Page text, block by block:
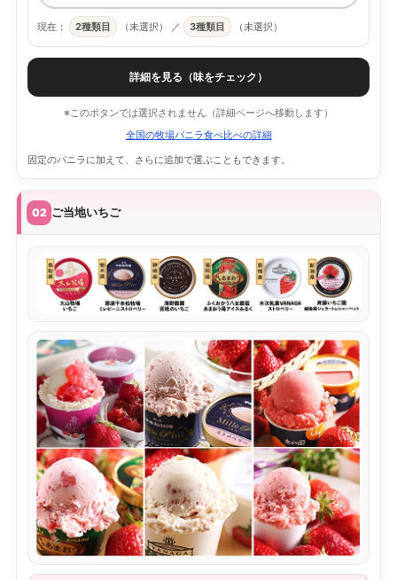
現在： 2種類目 （未選択） ／ 3種類目 （未選択）
詳細を見る（味をチェック）
※このボタンでは選択されません（詳細ページへ移動します）
全国の牧場バニラ食べ比べの詳細
固定のバニラに加えて、さらに追加で選ぶこともできます。
02 ご当地いちご